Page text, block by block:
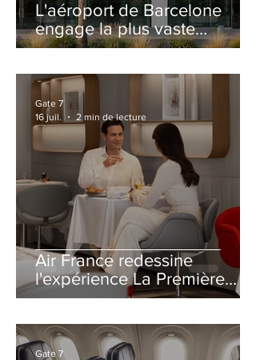
L'aéroport de Barcelone
engage la plus vaste
rénovation de son Terminal
Air France redessine
l'expérience La Première
avec un salon entièrement
Gate 7
16 juil.
2 min de lecture
Gate 7